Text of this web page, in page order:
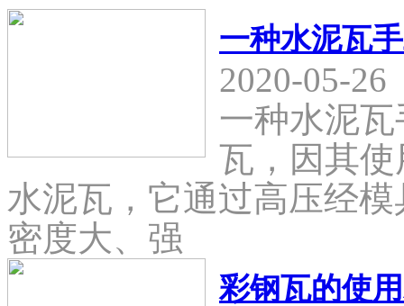
一种水泥瓦
2020-05-26
一种水泥
瓦，因其
水泥瓦，它通过高压经
密度大、强
彩钢瓦的使